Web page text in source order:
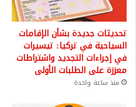
تحديثات جديدة بشأن الإقامات
السياحية في تركيا: تيسيرات
في إجراءات التجديد واشتراطات
معززة على الطلبات الأولى
منذ ساعة واحدة